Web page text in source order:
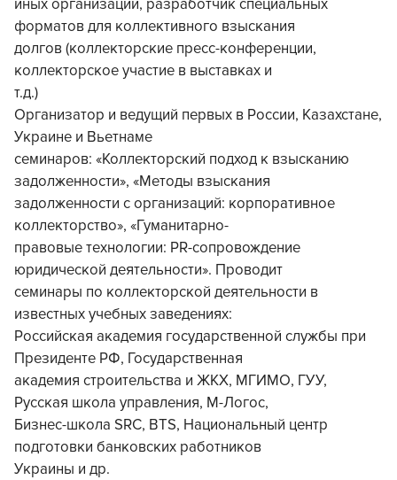
иных организаций, разработчик специальных
форматов для коллективного взыскания
долгов (коллекторские пресс-конференции,
коллекторское участие в выставках и
т.д.)
Организатор и ведущий первых в России, Казахстане,
Украине и Вьетнаме
семинаров: «Коллекторский подход к взысканию
задолженности», «Методы взыскания
задолженности с организаций: корпоративное
коллекторство», «Гуманитарно-
правовые технологии: PR-сопровождение
юридической деятельности». Проводит
семинары по коллекторской деятельности в
известных учебных заведениях:
Российская академия государственной службы при
Президенте РФ, Государственная
академия строительства и ЖКХ, МГИМО, ГУУ,
Русская школа управления, М-Логос,
Бизнес-школа SRC, BTS, Национальный центр
подготовки банковских работников
Украины и др.